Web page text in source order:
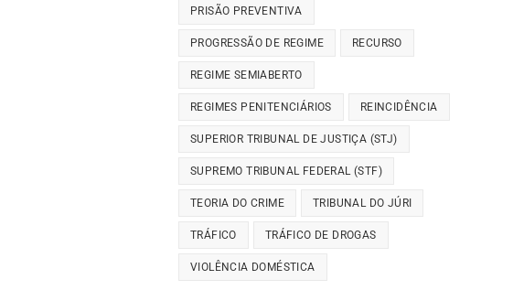
PRISÃO PREVENTIVA
PROGRESSÃO DE REGIME RECURSO
REGIME SEMIABERTO
REGIMES PENITENCIÁRIOS REINCIDÊNCIA
SUPERIOR TRIBUNAL DE JUSTIÇA (STJ)
SUPREMO TRIBUNAL FEDERAL (STF)
TEORIA DO CRIME TRIBUNAL DO JÚRI
TRÁFICO TRÁFICO DE DROGAS
VIOLÊNCIA DOMÉSTICA